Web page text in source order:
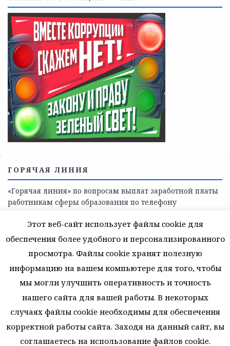
Телефоны учреждений, оказывающих меры социальной
поддержки, медицинскую, социально-психологическую
помощь детям и взрослым лицам Ленинградской
области
СКАЖИ КОРРУПЦИИ — НЕТ
Этот веб-сайт использует файлы cookie для
обеспечения более удобного и персонализированного
просмотра. Файлы cookie хранят полезную
информацию на вашем компьютере для того, чтобы
мы могли улучшить оперативность и точность
нашего сайта для вашей работы. В некоторых
случаях файлы cookie необходимы для обеспечения
корректной работы сайта. Заходя на данный сайт, вы
соглашаетесь на использование файлов cookie.